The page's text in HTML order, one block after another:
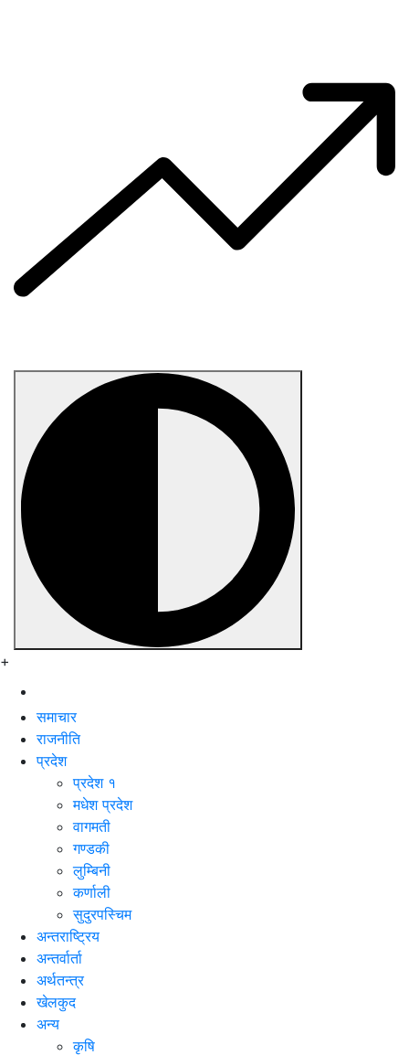
+
समाचार
राजनीति
प्रदेश
प्रदेश १
मधेश प्रदेश
वागमती
गण्डकी
लुम्बिनी
कर्णाली
सुदुरपस्चिम
अन्तराष्ट्रिय
अन्तर्वार्ता
अर्थतन्त्र
खेलकुद
अन्य
कृषि